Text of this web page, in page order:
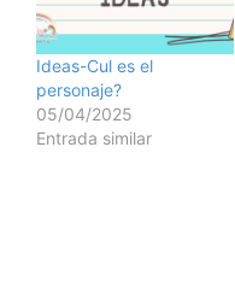
NT01-color Cartas-
NT02-color1 Cartas-NT-
02-Marcador Cartas-NT-
02-Marcador-color
Cartas-NT02-Poder-de-
Dios1 Cartas-NT02-
Ideas-Cul es el
personaje?
05/04/2025
Entrada similar